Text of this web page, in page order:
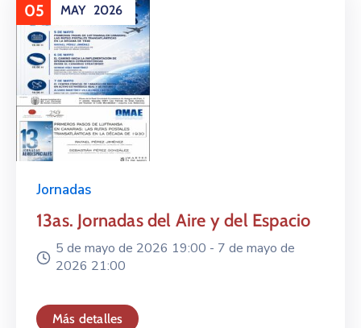
05 MAY 2026
Jornadas
13as. Jornadas del Aire y del Espacio
5 de mayo de 2026 19:00 - 7 de mayo de
2026 21:00
Más detalles